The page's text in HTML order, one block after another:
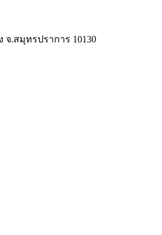
จ.สมุทรปราการ 10130